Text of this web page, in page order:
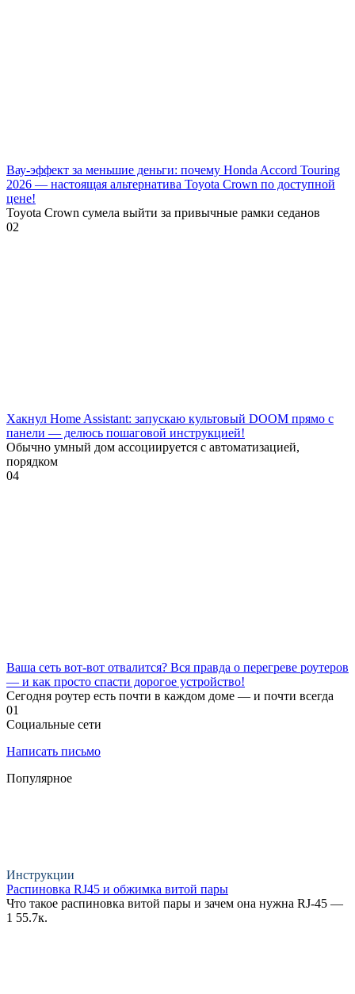
Вау-эффект за меньшие деньги: почему Honda Accord Touring
2026 — настоящая альтернатива Toyota Crown по доступной
цене!
Toyota Crown сумела выйти за привычные рамки седанов
02
Хакнул Home Assistant: запускаю культовый DOOM прямо с
панели — делюсь пошаговой инструкцией!
Обычно умный дом ассоциируется с автоматизацией,
порядком
04
Ваша сеть вот-вот отвалится? Вся правда о перегреве роутеров
— и как просто спасти дорогое устройство!
Сегодня роутер есть почти в каждом доме — и почти всегда
01
Социальные сети
Написать письмо
Популярное
Инструкции
Распиновка RJ45 и обжимка витой пары
Что такое распиновка витой пары и зачем она нужна RJ-45 —
1 55.7к.